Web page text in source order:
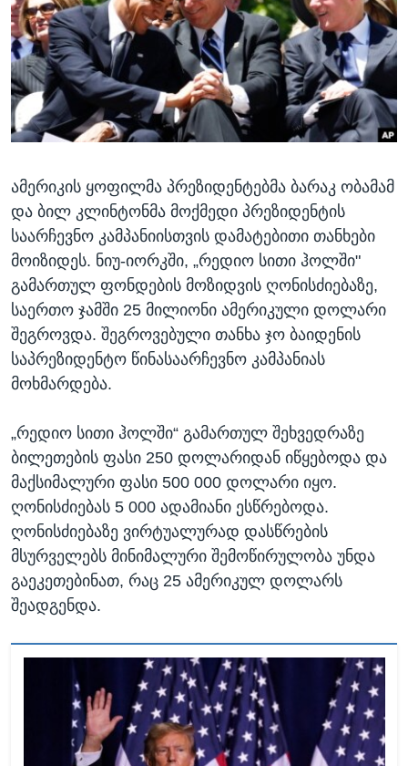
ᲮᲔᲓᲕᲐ ᲕᲐᲨᲘᲜᲒᲢᲝᲜᲘᲓᲐᲜ
ᲡᲢᲣᲓᲘᲐ ᲕᲐᲨᲘᲜᲒᲢᲝᲜᲘ
ᲞᲝᲚᲘᲢᲘᲙᲐ
ᲔᲙᲝᲜᲝᲛᲘᲙᲐ
ᲯᲐᲜᲛᲠᲗᲔᲚᲝᲑᲐ
ᲛᲔᲪᲜᲘᲔᲠᲔᲑᲐ
ᲙᲣᲚᲢᲣᲠᲐ
ᲒᲐᲚᲘᲚᲔᲝ
ᲓᲔᲖᲘᲜᲤᲝᲠᲛᲐᲪᲘᲐ
ᲠᲣᲡᲔᲗᲘᲡ ᲨᲔᲭᲠᲐ ᲣᲙᲠᲐᲘᲜᲐᲨᲘ
Learning English
ᲗᲕᲐᲚᲘ ᲒᲕᲐᲓᲔᲕᲜᲔᲗ
ენები
ამერიკის ყოფილმა პრეზიდენტებმა ბარაკ ობამამ
და ბილ კლინტონმა მოქმედი პრეზიდენტის
საარჩევნო კამპანიისთვის დამატებითი თანხები
მოიზიდეს. ნიუ-იორკში, „რედიო სითი ჰოლში"
გამართულ ფონდების მოზიდვის ღონისძიებაზე,
საერთო ჯამში 25 მილიონი ამერიკული დოლარი
შეგროვდა. შეგროვებული თანხა ჯო ბაიდენის
საპრეზიდენტო წინასაარჩევნო კამპანიას
მოხმარდება.
„რედიო სითი ჰოლში“ გამართულ შეხვედრაზე
ბილეთების ფასი 250 დოლარიდან იწყებოდა და
მაქსიმალური ფასი 500 000 დოლარი იყო.
ღონისძიებას 5 000 ადამიანი ესწრებოდა.
ღონისძიებაზე ვირტუალურად დასწრების
მსურველებს მინიმალური შემოწირულობა უნდა
გაეკეთებინათ, რაც 25 ამერიკულ დოლარს
შეადგენდა.